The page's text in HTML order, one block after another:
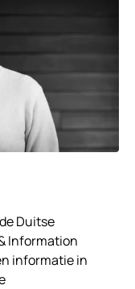
Duitse
Information
informatie in